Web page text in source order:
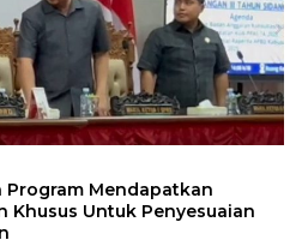
Program Mendapatkan
Khusus Untuk Penyesuaian